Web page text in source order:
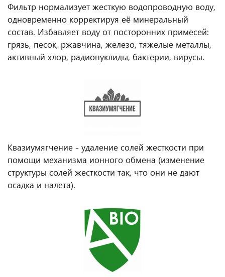
Фильтр нормализует жесткую водопроводную воду,
одновременно корректируя её минеральный
состав. Избавляет воду от посторонних примесей:
грязь, песок, ржавчина, железо, тяжелые металлы,
активный хлор, радионуклиды, бактерии, вирусы.
Квазиумягчение - удаление солей жесткости при
помощи механизма ионного обмена (изменение
структуры солей жесткости так, что они не дают
осадка и налета).